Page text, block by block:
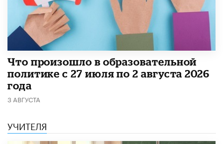
​Что произошло в образовательной
политике с 27 июля по 2 августа 2026
года
3 АВГУСТА
УЧИТЕЛЯ